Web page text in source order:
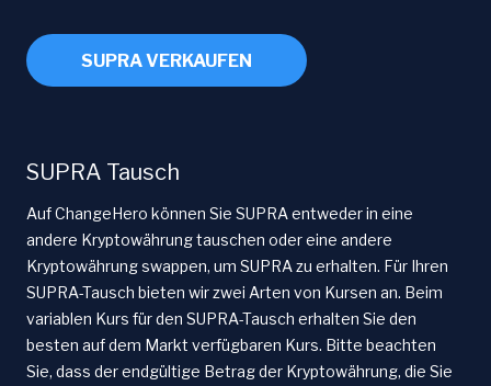
SUPRA VERKAUFEN
SUPRA Tausch
Auf ChangeHero können Sie SUPRA entweder in eine
andere Kryptowährung tauschen oder eine andere
Kryptowährung swappen, um SUPRA zu erhalten. Für Ihren
SUPRA-Tausch bieten wir zwei Arten von Kursen an. Beim
variablen Kurs für den SUPRA-Tausch erhalten Sie den
besten auf dem Markt verfügbaren Kurs. Bitte beachten
Sie, dass der endgültige Betrag der Kryptowährung, die Sie